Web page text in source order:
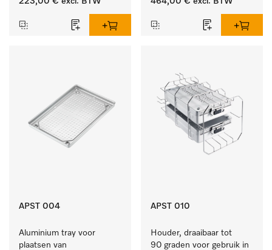
APST 004
Aluminium tray voor
plaatsen van
APST 010
Houder, draaibaar tot
90 graden voor gebruik in